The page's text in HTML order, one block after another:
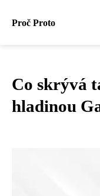
Proč Proto
Co skrývá
hladinou